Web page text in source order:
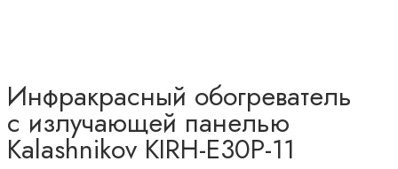
Инфракрасный обогреватель
с излучающей панелью
Kalashnikov KIRH-E30P-11